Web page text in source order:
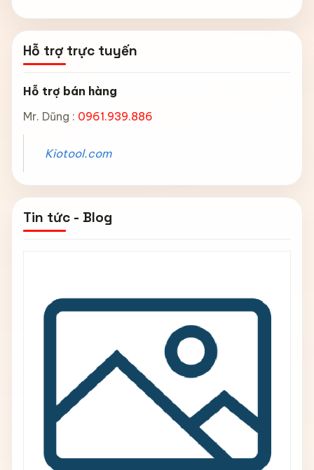
Hỗ trợ trực tuyến
Hỗ trợ bán hàng
Mr. Dũng : 0961.939.886
Kiotool.com
Tin tức - Blog